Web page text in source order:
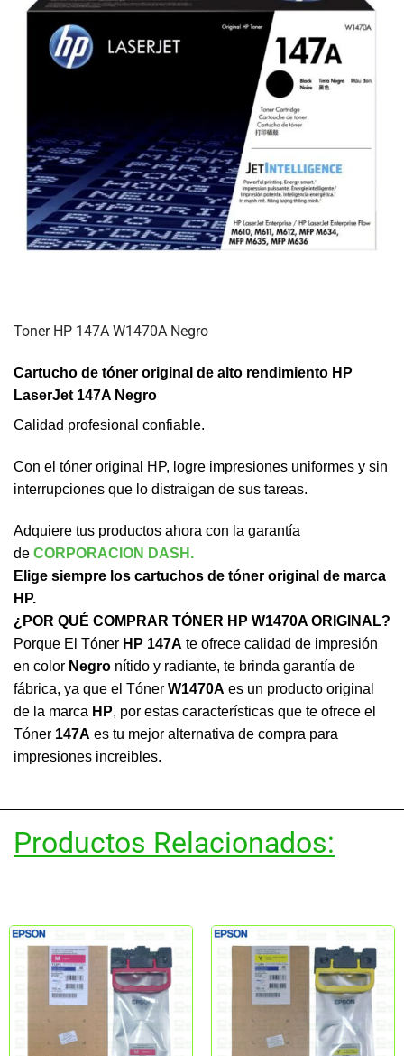
Toner HP 147A W1470A Negro
Cartucho de tóner original de alto rendimiento HP
LaserJet 147A Negro
Calidad profesional confiable.
Con el tóner original HP, logre impresiones uniformes y sin
interrupciones que lo distraigan de sus tareas.
Adquiere tus productos ahora con la garantía
de CORPORACION DASH.
Elige siempre los cartuchos de tóner original de marca
HP.
¿POR QUÉ COMPRAR TÓNER HP W1470A ORIGINAL?
Porque El Tóner HP 147A te ofrece calidad de impresión
en color Negro nítido y radiante, te brinda garantía de
fábrica, ya que el Tóner W1470A es un producto original
de la marca HP, por estas características que te ofrece el
Tóner 147A es tu mejor alternativa de compra para
impresiones increibles.
Productos Relacionados: